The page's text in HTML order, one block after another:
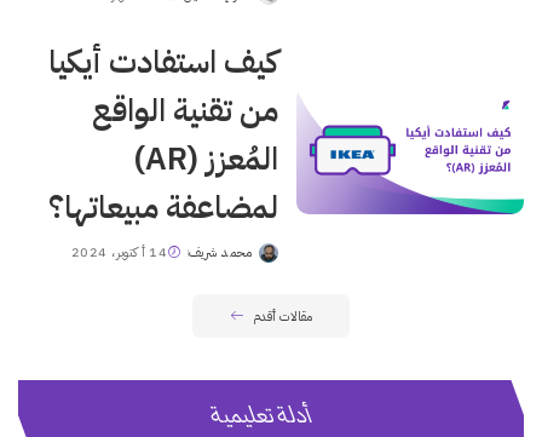
كيف استفادت أيكيا
من تقنية الواقع
المُعزز (AR)
لمضاعفة مبيعاتها؟
Postedمحمد شريف 14 أكتوبر، 2024
مقالات أقدم
أدلة تعليمية